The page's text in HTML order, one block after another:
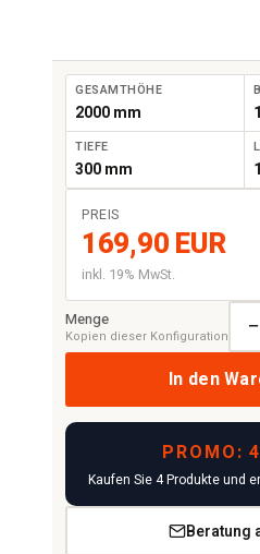
GESAMTHÖHE
2000 mm
TIEFE
300 mm
PREIS
169,90 EUR
inkl. 19% MwSt.
Menge
Kopien dieser Konfiguration −
In den
PROMO:
Kaufen Sie 4 Produkte und
Beratung